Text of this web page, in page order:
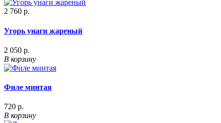
2 760 р.
Угорь унаги жареный
2 050 р.
В корзину
Филе минтая
720 р.
В корзину